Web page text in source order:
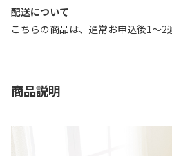
配送について
こちらの商品は、通常お申込後1～2
商品説明